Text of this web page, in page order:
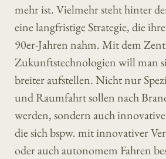
mehr ist. Vielmehr steht hinter
eine langfristige Strategie, die
90er-Jahren nahm. Mit dem
Zukunftstechnologien will man
breiter aufstellen. Nicht nur
und Raumfahrt sollen nach
werden, sondern auch
die sich bspw. mit innovativer
oder auch autonomem Fahren